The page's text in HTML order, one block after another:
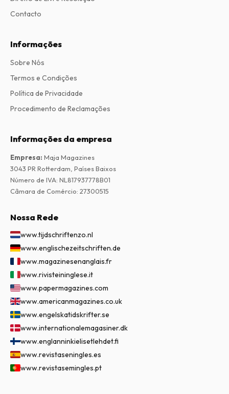
Contacto
Informações
Sobre Nós
Termos e Condições
Política de Privacidade
Procedimento de Reclamações
Informações da empresa
Empresa: Maja Magazines
3043 PR Rotterdam, Países Baixos
Número de IVA: NL817937778B01
Câmara de Comércio: 27300515
Nossa Rede
www.tijdschriftenzo.nl
www.englischezeitschriften.de
www.magazinesenanglais.fr
www.rivisteininglese.it
www.papermagazines.com
www.americanmagazines.co.uk
www.engelskatidskrifter.se
www.internationalemagasiner.dk
www.englanninkielisetlehdet.fi
www.revistaseningles.es
www.revistasemingles.pt